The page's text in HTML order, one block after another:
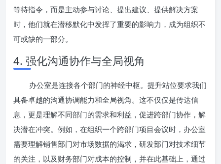
等待指令，而是主动参与讨论、提出建议、提供解决方案
时，他们就在潜移默化中发挥了重要的影响力，成为组织不
可或缺的一部分。
4. 强化沟通协作与全局视角
办公室是连接各个部门的神经中枢。提升站位要求我们
具备卓越的沟通协调能力和全局视角。这不仅仅是传达信
息，更是理解不同部门的需求和利益，促进跨部门协作，解
决潜在冲突。例如，在组织一个跨部门项目会议时，办公室
需要理解销售部门对市场数据的渴求，研发部门对技术细节
的关注，以及财务部门对成本的控制，并在此基础上，通过